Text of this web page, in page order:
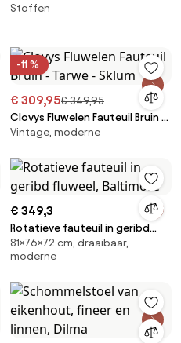
Stoffen
-11 %
€ 309,95€ 349,95
Clovys Fluwelen Fauteuil Bruin -
Tarwe - Sklum
Vintage, moderne
€ 349,3
Rotatieve fauteuil in geribd
fluweel, Baltimore
81×76×72 cm, draaibaar,
moderne